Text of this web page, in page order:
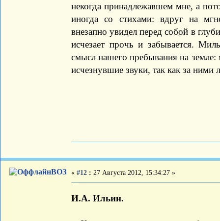
некогда принадлежавшем мне, а
иногда со стихами: вдруг на
внезапно увидел перед собой в
исчезает прочь и забывается.
смысл нашего пребывания на земле:
исчезнувшие звуки, так как за
ВОЗ « #12 : 27 Августа 2012, 15:34:27 »
И.А. Ильин.